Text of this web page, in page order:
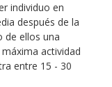
individuo en
después de la
de ellos una
actividad
entre 15 - 30